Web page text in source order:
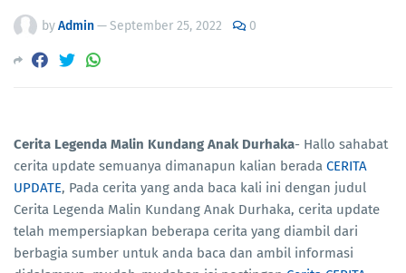
byAdmin—September 25, 2022 0
Cerita Legenda Malin Kundang Anak Durhaka- Hallo sahabat
cerita update semuanya dimanapun kalian berada CERITA
UPDATE, Pada cerita yang anda baca kali ini dengan judul
Cerita Legenda Malin Kundang Anak Durhaka, cerita update
telah mempersiapkan beberapa cerita yang diambil dari
berbagia sumber untuk anda baca dan ambil informasi